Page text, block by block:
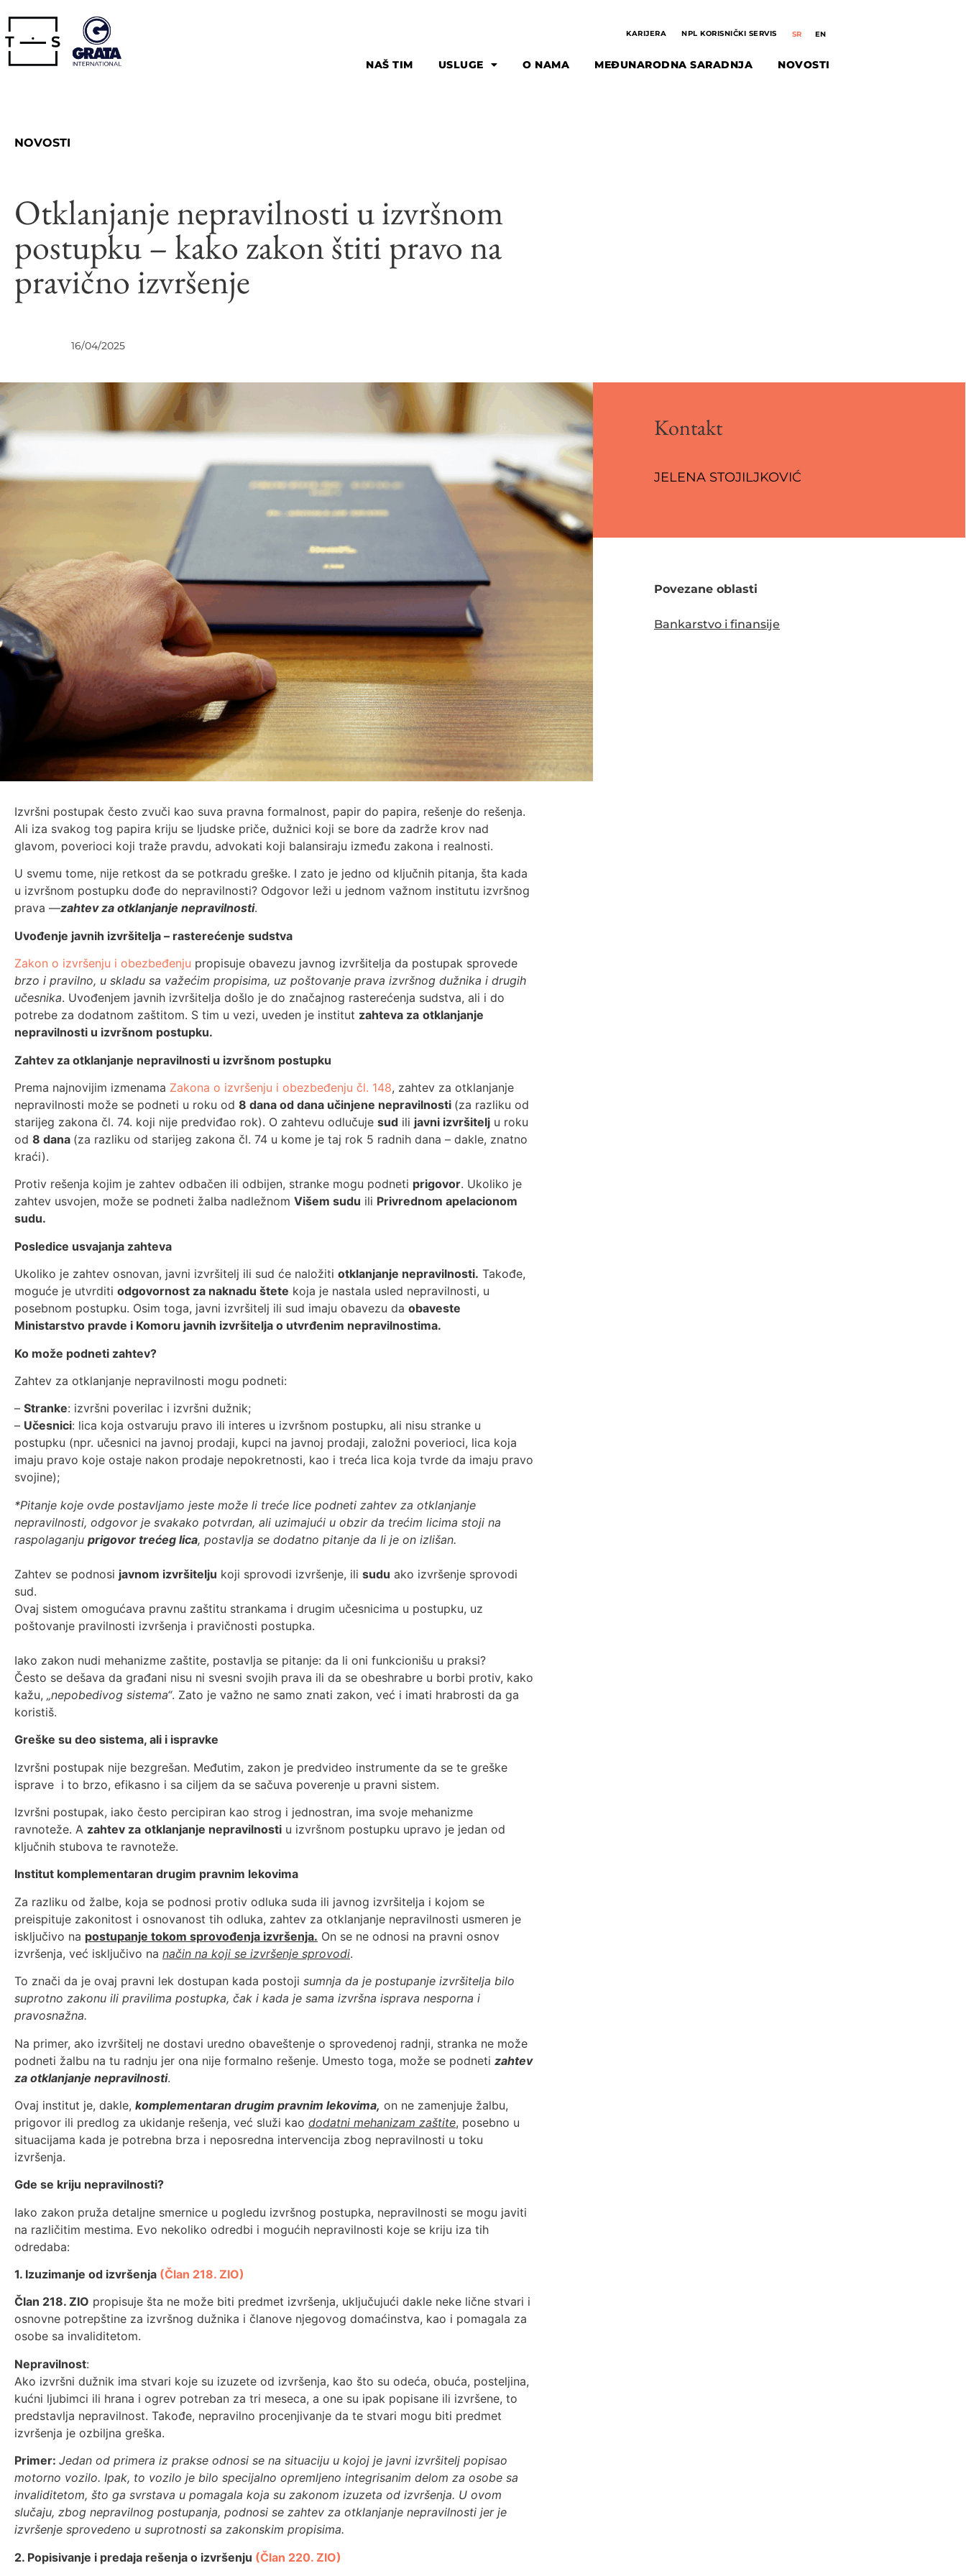
KARIJERA NPL KORISNIČKI SERVIS
NAŠ TIM USLUGE O NAMA MEĐUNARODNA SARADNJA NOVOSTI
NOVOSTI
Otklanjanje nepravilnosti u izvršnom
postupku – kako zakon štiti pravo na
pravično izvršenje
16/04/2025
Kontakt
JELENA STOJILJKOVIĆ
Povezane oblasti
Bankarstvo i finansije
Izvršni postupak često zvuči kao suva pravna formalnost, papir do papira, rešenje do rešenja.
Ali iza svakog tog papira kriju se ljudske priče, dužnici koji se bore da zadrže krov nad
glavom, poverioci koji traže pravdu, advokati koji balansiraju između zakona i realnosti.
U svemu tome, nije retkost da se potkradu greške. I zato je jedno od ključnih pitanja, šta kada
u izvršnom postupku dođe do nepravilnosti? Odgovor leži u jednom važnom institutu izvršnog
prava —zahtev za otklanjanje nepravilnosti.
Uvođenje javnih izvršitelja – rasterećenje sudstva
Zakon o izvršenju i obezbeđenju propisuje obavezu javnog izvršitelja da postupak sprovede
brzo i pravilno, u skladu sa važećim propisima, uz poštovanje prava izvršnog dužnika i drugih
učesnika. Uvođenjem javnih izvršitelja došlo je do značajnog rasterećenja sudstva, ali i do
potrebe za dodatnom zaštitom. S tim u vezi, uveden je institut zahteva za otklanjanje
nepravilnosti u izvršnom postupku.
Zahtev za otklanjanje nepravilnosti u izvršnom postupku
Prema najnovijim izmenama Zakona o izvršenju i obezbeđenju čl. 148, zahtev za otklanjanje
nepravilnosti može se podneti u roku od 8 dana od dana učinjene nepravilnosti (za razliku od
starijeg zakona čl. 74. koji nije predviđao rok). O zahtevu odlučuje sud ili javni izvršitelj u roku
od 8 dana (za razliku od starijeg zakona čl. 74 u kome je taj rok 5 radnih dana – dakle, znatno
kraći).
Protiv rešenja kojim je zahtev odbačen ili odbijen, stranke mogu podneti prigovor. Ukoliko je
zahtev usvojen, može se podneti žalba nadležnom Višem sudu ili Privrednom apelacionom
sudu.
Posledice usvajanja zahteva
Ukoliko je zahtev osnovan, javni izvršitelj ili sud će naložiti otklanjanje nepravilnosti. Takođe,
moguće je utvrditi odgovornost za naknadu štete koja je nastala usled nepravilnosti, u
posebnom postupku. Osim toga, javni izvršitelj ili sud imaju obavezu da obaveste
Ministarstvo pravde i Komoru javnih izvršitelja o utvrđenim nepravilnostima.
Ko može podneti zahtev?
Zahtev za otklanjanje nepravilnosti mogu podneti:
– Stranke: izvršni poverilac i izvršni dužnik;
– Učesnici: lica koja ostvaruju pravo ili interes u izvršnom postupku, ali nisu stranke u
postupku (npr. učesnici na javnoj prodaji, kupci na javnoj prodaji, založni poverioci, lica koja
imaju pravo koje ostaje nakon prodaje nepokretnosti, kao i treća lica koja tvrde da imaju pravo
svojine);
*Pitanje koje ovde postavljamo jeste može li treće lice podneti zahtev za otklanjanje
nepravilnosti, odgovor je svakako potvrdan, ali uzimajući u obzir da trećim licima stoji na
raspolaganju prigovor trećeg lica, postavlja se dodatno pitanje da li je on izlišan.
Zahtev se podnosi javnom izvršitelju koji sprovodi izvršenje, ili sudu ako izvršenje sprovodi
sud.
Ovaj sistem omogućava pravnu zaštitu strankama i drugim učesnicima u postupku, uz
poštovanje pravilnosti izvršenja i pravičnosti postupka.
Iako zakon nudi mehanizme zaštite, postavlja se pitanje: da li oni funkcionišu u praksi?
Često se dešava da građani nisu ni svesni svojih prava ili da se obeshrabre u borbi protiv, kako
kažu, „nepobedivog sistema“. Zato je važno ne samo znati zakon, već i imati hrabrosti da ga
koristiš.
Greške su deo sistema, ali i ispravke
Izvršni postupak nije bezgrešan. Međutim, zakon je predvideo instrumente da se te greške
isprave i to brzo, efikasno i sa ciljem da se sačuva poverenje u pravni sistem.
Izvršni postupak, iako često percipiran kao strog i jednostran, ima svoje mehanizme
ravnoteže. A zahtev za otklanjanje nepravilnosti u izvršnom postupku upravo je jedan od
ključnih stubova te ravnoteže.
Institut komplementaran drugim pravnim lekovima
Za razliku od žalbe, koja se podnosi protiv odluka suda ili javnog izvršitelja i kojom se
preispituje zakonitost i osnovanost tih odluka, zahtev za otklanjanje nepravilnosti usmeren je
isključivo na postupanje tokom sprovođenja izvršenja. On se ne odnosi na pravni osnov
izvršenja, već isključivo na način na koji se izvršenje sprovodi.
To znači da je ovaj pravni lek dostupan kada postoji sumnja da je postupanje izvršitelja bilo
suprotno zakonu ili pravilima postupka, čak i kada je sama izvršna isprava nesporna i
pravosnažna.
Na primer, ako izvršitelj ne dostavi uredno obaveštenje o sprovedenoj radnji, stranka ne može
podneti žalbu na tu radnju jer ona nije formalno rešenje. Umesto toga, može se podneti zahtev
za otklanjanje nepravilnosti.
Ovaj institut je, dakle, komplementaran drugim pravnim lekovima, on ne zamenjuje žalbu,
prigovor ili predlog za ukidanje rešenja, već služi kao dodatni mehanizam zaštite, posebno u
situacijama kada je potrebna brza i neposredna intervencija zbog nepravilnosti u toku
izvršenja.
Gde se kriju nepravilnosti?
Iako zakon pruža detaljne smernice u pogledu izvršnog postupka, nepravilnosti se mogu javiti
na različitim mestima. Evo nekoliko odredbi i mogućih nepravilnosti koje se kriju iza tih
odredaba:
1. Izuzimanje od izvršenja (Član 218. ZIO)
Član 218. ZIO propisuje šta ne može biti predmet izvršenja, uključujući dakle neke lične stvari i
osnovne potrepštine za izvršnog dužnika i članove njegovog domaćinstva, kao i pomagala za
osobe sa invaliditetom.
Nepravilnost:
Ako izvršni dužnik ima stvari koje su izuzete od izvršenja, kao što su odeća, obuća, posteljina,
kućni ljubimci ili hrana i ogrev potreban za tri meseca, a one su ipak popisane ili izvršene, to
predstavlja nepravilnost. Takođe, nepravilno procenjivanje da te stvari mogu biti predmet
izvršenja je ozbiljna greška.
Primer: Jedan od primera iz prakse odnosi se na situaciju u kojoj je javni izvršitelj popisao
motorno vozilo. Ipak, to vozilo je bilo specijalno opremljeno integrisanim delom za osobe sa
invaliditetom, što ga svrstava u pomagala koja su zakonom izuzeta od izvršenja. U ovom
slučaju, zbog nepravilnog postupanja, podnosi se zahtev za otklanjanje nepravilnosti jer je
izvršenje sprovedeno u suprotnosti sa zakonskim propisima.
2. Popisivanje i predaja rešenja o izvršenju (Član 220. ZIO)